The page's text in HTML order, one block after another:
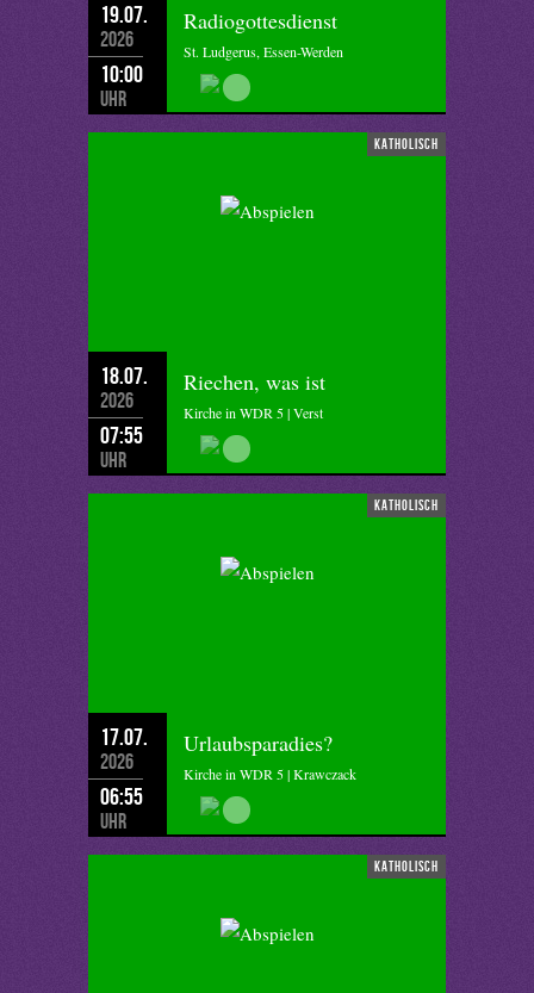
19.07.
2026
10:00
Uhr
Radiogottesdienst
St. Ludgerus, Essen-Werden
katholisch
18.07.
2026
07:55
Uhr
Riechen, was ist
Kirche in WDR 5 | Verst
katholisch
17.07.
2026
06:55
Uhr
Urlaubsparadies?
Kirche in WDR 5 | Krawczack
katholisch